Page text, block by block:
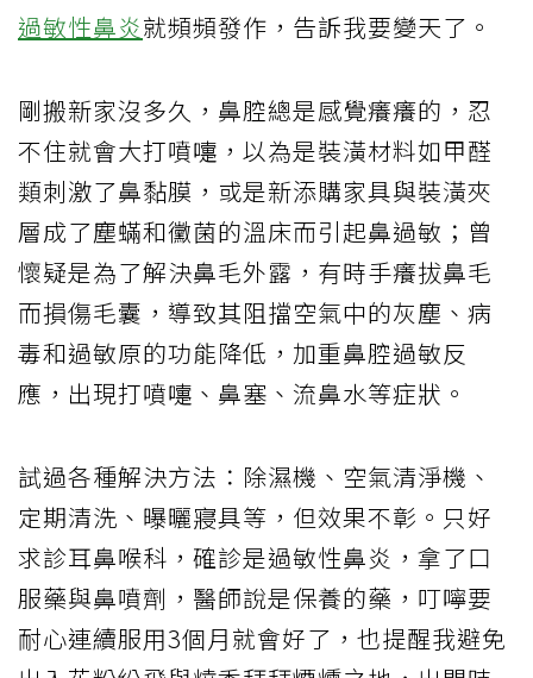
過敏性鼻炎就頻頻發作，告訴我要變天了。
剛搬新家沒多久，鼻腔總是感覺癢癢的，忍
不住就會大打噴嚏，以為是裝潢材料如甲醛
類刺激了鼻黏膜，或是新添購家具與裝潢夾
層成了塵蟎和黴菌的溫床而引起鼻過敏；曾
懷疑是為了解決鼻毛外露，有時手癢拔鼻毛
而損傷毛囊，導致其阻擋空氣中的灰塵、病
毒和過敏原的功能降低，加重鼻腔過敏反
應，出現打噴嚏、鼻塞、流鼻水等症狀。
試過各種解決方法：除濕機、空氣清淨機、
定期清洗、曝曬寢具等，但效果不彰。只好
求診耳鼻喉科，確診是過敏性鼻炎，拿了口
服藥與鼻噴劑，醫師說是保養的藥，叮嚀要
耐心連續服用3個月就會好了，也提醒我避免